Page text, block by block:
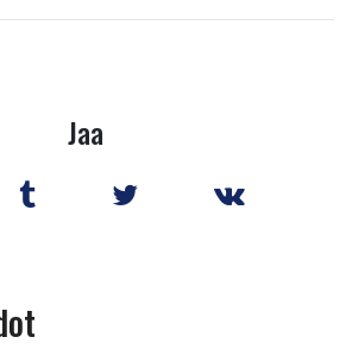
Jaa